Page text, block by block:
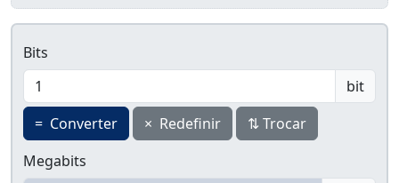
Bits
bit
= Converter × Redefinir ⇅ Trocar
Megabits